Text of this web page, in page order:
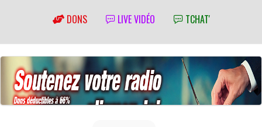
DONS LIVE VIDÉO TCHAT'